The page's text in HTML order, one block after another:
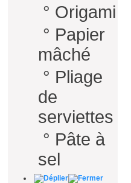
° Origami
° Papier
mâché
° Pliage
de
serviettes
° Pâte à
sel